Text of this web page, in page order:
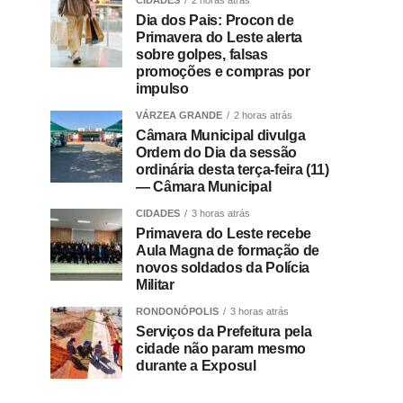
Dia dos Pais: Procon de
Primavera do Leste alerta
sobre golpes, falsas
promoções e compras por
impulso
VÁRZEA GRANDE 2 horas atrás
Câmara Municipal divulga
Ordem do Dia da sessão
ordinária desta terça-feira (11)
— Câmara Municipal
CIDADES 3 horas atrás
Primavera do Leste recebe
Aula Magna de formação de
novos soldados da Polícia
Militar
RONDONÓPOLIS 3 horas atrás
Serviços da Prefeitura pela
cidade não param mesmo
durante a Exposul